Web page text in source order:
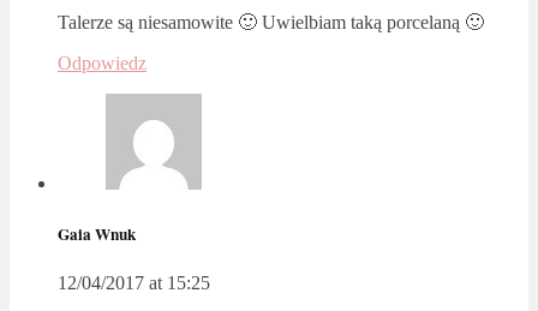
Talerze są niesamowite 🙂 Uwielbiam taką porcelaną 🙂
Odpowiedz
Gaia Wnuk
12/04/2017 at 15:25